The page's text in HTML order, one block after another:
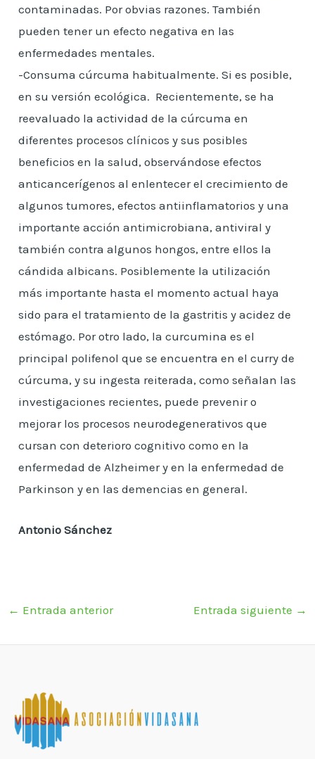
contaminadas. Por obvias razones. También
pueden tener un efecto negativa en las
enfermedades mentales.
-Consuma cúrcuma habitualmente. Si es posible,
en su versión ecológica. Recientemente, se ha
reevaluado la actividad de la cúrcuma en
diferentes procesos clínicos y sus posibles
beneficios en la salud, observándose efectos
anticancerígenos al enlentecer el crecimiento de
algunos tumores, efectos antiinflamatorios y una
importante acción antimicrobiana, antiviral y
también contra algunos hongos, entre ellos la
cándida albicans. Posiblemente la utilización
más importante hasta el momento actual haya
sido para el tratamiento de la gastritis y acidez de
estómago. Por otro lado, la curcumina es el
principal polifenol que se encuentra en el curry de
cúrcuma, y su ingesta reiterada, como señalan las
investigaciones recientes, puede prevenir o
mejorar los procesos neurodegenerativos que
cursan con deterioro cognitivo como en la
enfermedad de Alzheimer y en la enfermedad de
Parkinson y en las demencias en general.
Antonio Sánchez
← Entrada anterior Entrada siguiente →